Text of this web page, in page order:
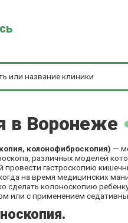
в Воронеже
колонофиброскопия) —
различных моделей
гастроскопию
на время медицинских
сделать колоноскопию
или с применением